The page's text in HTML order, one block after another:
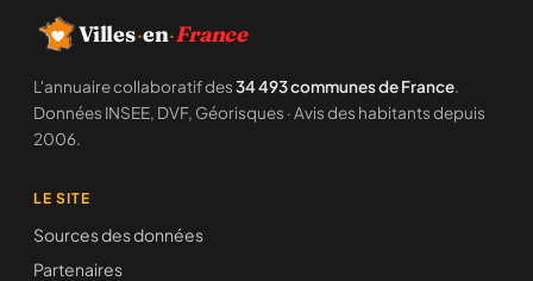
Villes·en·France
L'annuaire collaboratif des34 493 communes de France.
Données INSEE, DVF, Géorisques · Avis des habitants depuis
2006.
LE SITE
Sources des données
Partenaires